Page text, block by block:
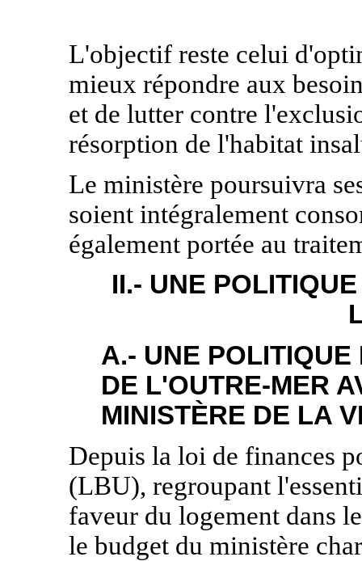
L'objectif reste celui
mieux répondre aux
et de lutter contre
résorption de l'habitat
Le ministère poursuivra
soient intégralement
également portée au
II.- UNE
A.- UNE POLITIQUE
DE L'OUTRE-MER
MINISTÈRE DE LA
Depuis la loi de finances
(LBU), regroupant
faveur du logement dans
le budget du ministère